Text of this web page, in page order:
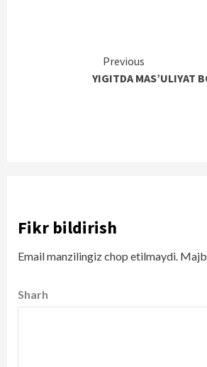
Continue
Reading
Previous
YIGITDA MAS’ULIYAT
Fikr bildirish
Email manzilingiz chop etilmaydi.
Sharh